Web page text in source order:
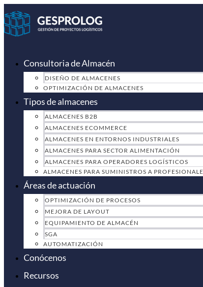
al
contenido
Consultoria de Almacén
DISEÑO DE ALMACENES
OPTIMIZACIÓN DE ALMACENES
Tipos de almacenes
ALMACENES B2B
ALMACENES ECOMMERCE
ALMACENES EN ENTORNOS INDUSTRIALES
ALMACENES PARA SECTOR ALIMENTACIÓN
ALMACENES PARA OPERADORES LOGÍSTICOS
ALMACENES PARA SUMINISTROS A
Áreas de actuación
OPTIMIZACIÓN DE PROCESOS
MEJORA DE LAYOUT
EQUIPAMIENTO DE ALMACÉN
SGA
AUTOMATIZACIÓN
Conócenos
Recursos